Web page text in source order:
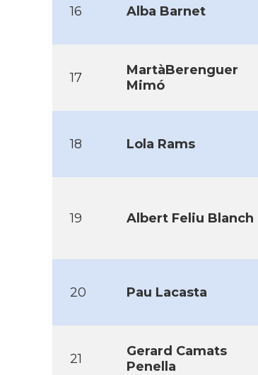
16 Alba Barnet
17
MartàBerenguer
Mimó
18 Lola Rams
19 Albert Feliu Blanch
20 Pau Lacasta
21
Gerard Camats
Penella